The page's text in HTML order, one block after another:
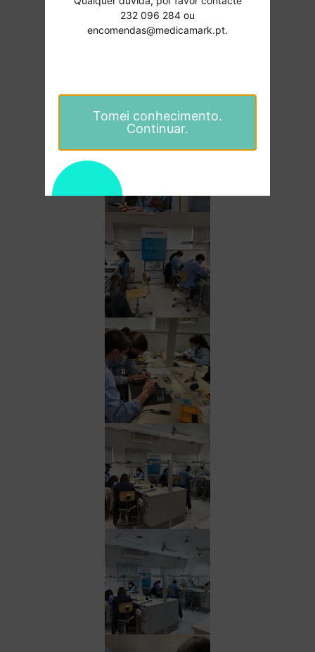
232 096 284 ou
encomendas@medicamark.pt.
Tomei conhecimento.
Continuar.